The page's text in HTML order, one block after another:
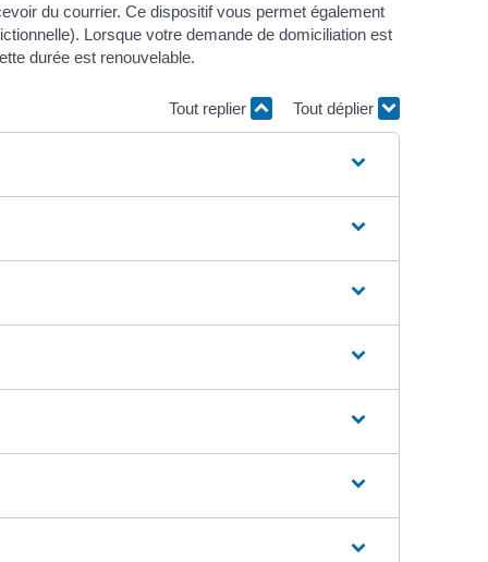
du courrier. Ce dispositif vous permet également
Lorsque votre demande de domiciliation est
durée est renouvelable.
Tout replier Tout déplier